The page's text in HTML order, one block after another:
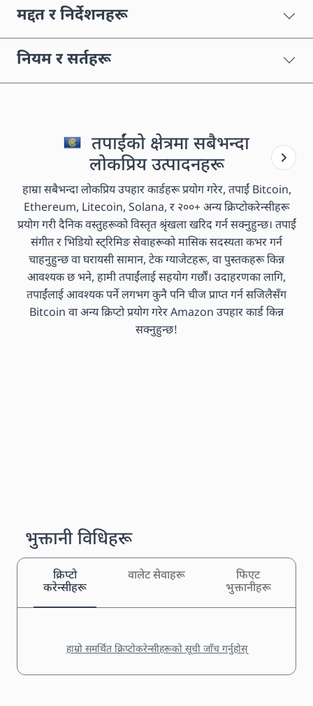
मद्दत र निर्देशनहरू
नियम र सर्तहरू
तपाईंको क्षेत्रमा सबैभन्दा
लोकप्रिय उत्पादनहरू
हाम्रा सबैभन्दा लोकप्रिय उपहार कार्डहरू प्रयोग गरेर, तपाईं Bitcoin,
Ethereum, Litecoin, Solana, र २००+ अन्य क्रिप्टोकरेन्सीहरू
प्रयोग गरी दैनिक वस्तुहरूको विस्तृत श्रृंखला खरिद गर्न सक्नुहुन्छ। तपाईं
संगीत र भिडियो स्ट्रिमिङ सेवाहरूको मासिक सदस्यता कभर गर्न
चाहनुहुन्छ वा घरायसी सामान, टेक ग्याजेटहरू, वा पुस्तकहरू किन्न
आवश्यक छ भने, हामी तपाईंलाई सहयोग गर्छौं। उदाहरणका लागि,
तपाईंलाई आवश्यक पर्ने लगभग कुनै पनि चीज प्राप्त गर्न सजिलैसँग
Bitcoin वा अन्य क्रिप्टो प्रयोग गरेर Amazon उपहार कार्ड किन्न
सक्नुहुन्छ!
भुक्तानी विधिहरू
क्रिप्टो
करेन्सीहरू
वालेट सेवाहरू
फिएट
भुक्तानीहरू
हाम्रो समर्थित क्रिप्टोकरेन्सीहरूको सूची जाँच गर्नुहोस्